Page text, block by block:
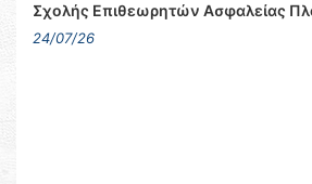
Σχολής Επιθεωρητών Ασφαλείας
24/07/26